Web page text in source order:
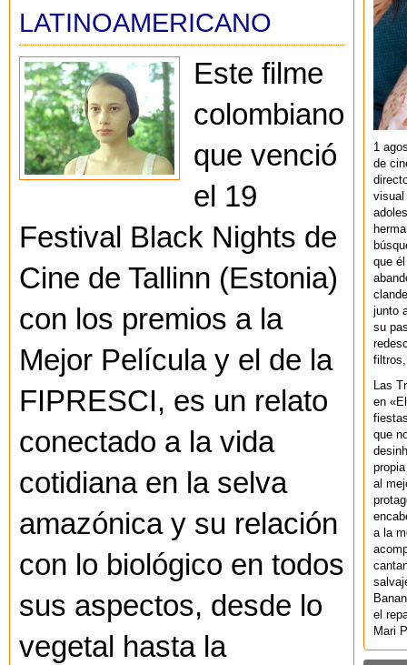
LATINOAMERICANO
Este filme
colombiano
que venció
el 19
Festival Black Nights de
Cine de Tallinn (Estonia)
con los premios a la
Mejor Película y el de la
FIPRESCI, es un relato
conectado a la vida
cotidiana en la selva
amazónica y su relación
con lo biológico en todos
sus aspectos, desde lo
vegetal hasta la
1
de
visual
que
junto
su
filtros,
Las
en
que
al
a la
el
Mari